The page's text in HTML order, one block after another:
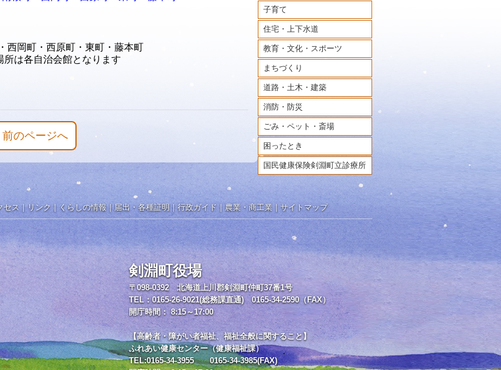
子育て
住宅・上下水道
教育・文化・スポーツ
まちづくり
道路・土木・建築
消防・防災
ごみ・ペット・斎場
困ったとき
国民健康保険剣淵町立診療所
西岡町・西原町・東町・藤本町
は各自治会館となります
前のページへ
セス｜リンク ｜くらしの情報｜ 届出・各種証明｜ 行政ガイド ｜ 農業・商工業 ｜ サイトマップ
剣淵町役場
〒098-0392 北海道上川郡剣淵町仲町37番1号
TEL：0165-26-9021(総務課直通) 0165-34-2590（FAX）
開庁時間： 8:15～17:00
【高齢者・障がい者福祉、福祉全般に関すること】
ふれあい健康センター（健康福祉課）
TEL:0165-34-3955 0165-34-3985(FAX)